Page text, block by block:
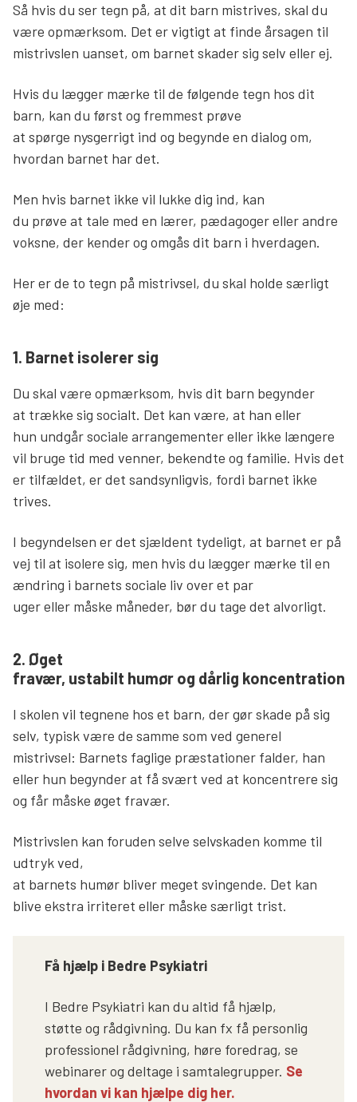
Så hvis du ser tegn på, at dit barn mistrives, skal du
være opmærksom. Det er vigtigt at finde årsagen til
mistrivslen uanset, om barnet skader sig selv eller ej.
Hvis du lægger mærke til de følgende tegn hos dit
barn, kan du først og fremmest prøve
at spørge nysgerrigt ind og begynde en dialog om,
hvordan barnet har det.
Men hvis barnet ikke vil lukke dig ind, kan
du prøve at tale med en lærer, pædagoger eller andre
voksne, der kender og omgås dit barn i hverdagen.
Her er de to tegn på mistrivsel, du skal holde særligt
øje med:
1. Barnet isolerer sig
Du skal være opmærksom, hvis dit barn begynder
at trække sig socialt. Det kan være, at han eller
hun undgår sociale arrangementer eller ikke længere
vil bruge tid med venner, bekendte og familie. Hvis det
er tilfældet, er det sandsynligvis, fordi barnet ikke
trives.
I begyndelsen er det sjældent tydeligt, at barnet er på
vej til at isolere sig, men hvis du lægger mærke til en
ændring i barnets sociale liv over et par
uger eller måske måneder, bør du tage det alvorligt.
2. Øget
fravær, ustabilt humør og dårlig koncentration
I skolen vil tegnene hos et barn, der gør skade på sig
selv, typisk være de samme som ved generel
mistrivsel: Barnets faglige præstationer falder, han
eller hun begynder at få svært ved at koncentrere sig
og får måske øget fravær.
Mistrivslen kan foruden selve selvskaden komme til
udtryk ved,
at barnets humør bliver meget svingende. Det kan
blive ekstra irriteret eller måske særligt trist.
Få hjælp i Bedre Psykiatri
I Bedre Psykiatri kan du altid få hjælp,
støtte og rådgivning. Du kan fx få personlig
professionel rådgivning, høre foredrag, se
webinarer og deltage i samtalegrupper. Se
hvordan vi kan hjælpe dig her.